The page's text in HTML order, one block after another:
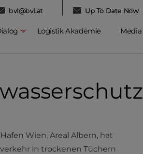
bvl@bvl.at Up To Date Now
Logistik Akademie Media
Wien, Areal Albern, hat
in trockenen Tüchern